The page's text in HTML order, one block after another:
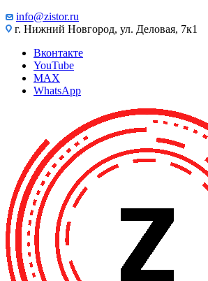
info@zistor.ru
г. Нижний Новгород, ул. Деловая, 7к1
Вконтакте
YouTube
MAX
WhatsApp